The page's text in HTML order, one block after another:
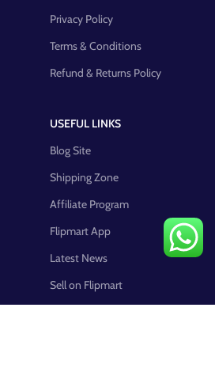
Privacy Policy
Terms & Conditions
Refund & Returns Policy
USEFUL LINKS
Blog Site
Shipping Zone
Affiliate Program
Flipmart App
Latest News
Sell on Flipmart